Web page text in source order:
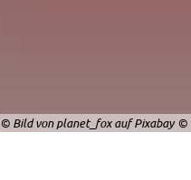
© Bild von planet_fox auf Pixabay